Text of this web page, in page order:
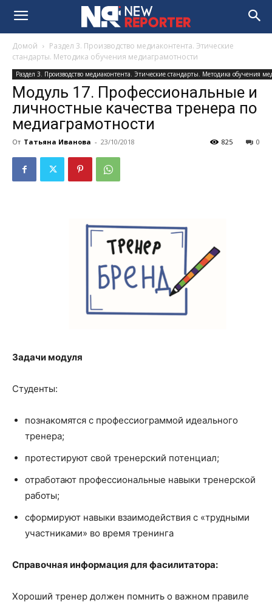
Домой
Раздел 3. Производство медиаконтента. Этические
стандарты. Методика обучения медиаграмотности
Раздел 3. Производство медиаконтента. Этические стандарты. Методика обучения
Модуль 17. Профессиональные и
личностные качества тренера по
медиаграмотности
От Татьяна Иванова - 23/10/2018 0
825
Задачи модуля
Студенты:
познакомятся с профессиограммой идеального
тренера;
протестируют свой тренерский потенциал;
отработают профессиональные навыки тренерской
работы;
сформируют навыки взаимодействия с «трудными
участниками» во время тренинга
Справочная информация для фасилитатора:
Хороший тренер должен помнить о важном правиле